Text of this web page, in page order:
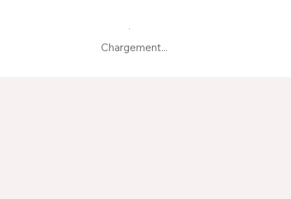
Chargement...